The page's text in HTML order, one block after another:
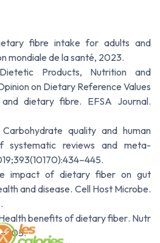
fibre intake for adults and
mondiale de la santé, 2023.
Products, Nutrition and
on Dietary Reference Values
dietary fibre. EFSA Journal.
Carbohydrate quality and human
systematic reviews and meta-
impact of dietary fiber on gut
and disease. Cell Host Microbe.
benefits of dietary fiber. Nutr